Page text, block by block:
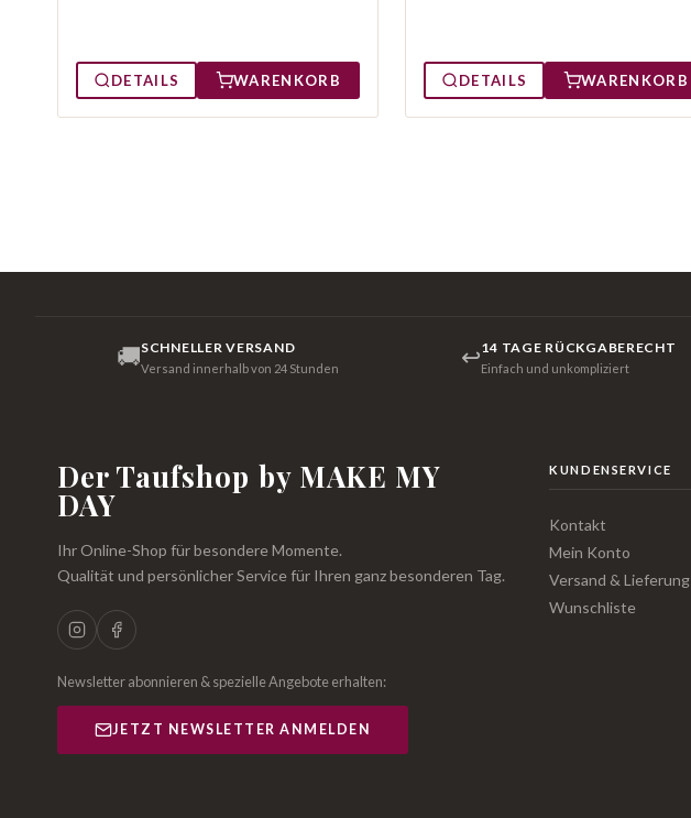
DETAILS WARENKORB DETAILS WARENKORB
🚚SCHNELLER VERSAND
Versand innerhalb von 24 Stunden ↩14 TAGE RÜCKGABERECHT
Einfach und unkompliziert
Der Taufshop by MAKE MY
DAY
Ihr Online-Shop für besondere Momente.
Qualität und persönlicher Service für Ihren ganz besonderen Tag.
Newsletter abonnieren & spezielle Angebote erhalten:
JETZT NEWSLETTER ANMELDEN
KUNDENSERVICE
Kontakt
Mein Konto
Versand & Lieferung
Wunschliste